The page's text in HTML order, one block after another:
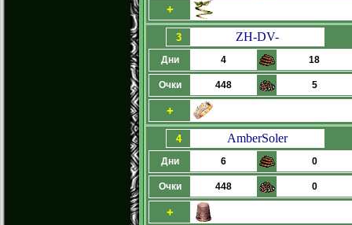
+
3 ZH-DV-
Дни 4 18
Очки 448 5
+
4 AmberSoler
Дни 6 0
Очки 448 0
+